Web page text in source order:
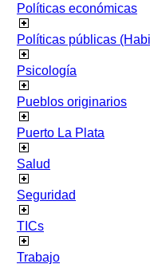
Políticas económicas
Políticas públicas
Psicología
Pueblos originarios
Puerto La Plata
Salud
Seguridad
TICs
Trabajo